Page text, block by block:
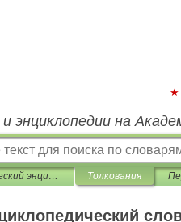
энциклопедии на
Биологический энциклопедический словарь Толкования